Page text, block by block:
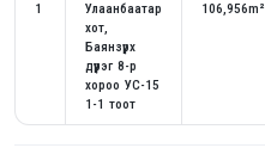
1
Улаанбаатар
хот,
Баянзүрх
дүүрэг 8-р
хороо УС-15
1-1 тоот
106,956m²